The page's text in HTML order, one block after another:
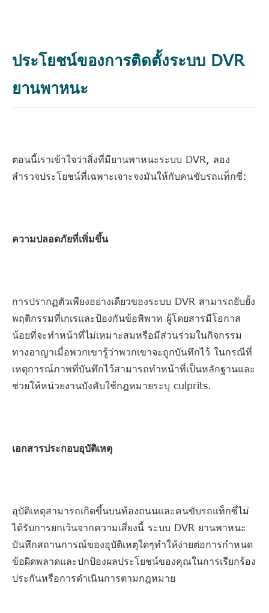
ประโยชน์ของการติดตั้งระบบ DVR
ยานพาหนะ
ตอนนี้เราเข้าใจว่าสิ่งที่มียานพาหนะระบบ DVR, ลอง
สำรวจประโยชน์ที่เฉพาะเจาะจงมันให้กับคนขับรถแท็กซี่:
ความปลอดภัยที่เพิ่มขึ้น
การปรากฏตัวเพียงอย่างเดียวของระบบ DVR สามารถยับยั้ง
พฤติกรรมที่เกเรและป้องกันข้อพิพาท ผู้โดยสารมีโอกาส
น้อยที่จะทำหน้าที่ไม่เหมาะสมหรือมีส่วนร่วมในกิจกรรม
ทางอาญาเมื่อพวกเขารู้ว่าพวกเขาจะถูกบันทึกไว้ ในกรณีที่
เหตุการณ์ภาพที่บันทึกไว้สามารถทำหน้าที่เป็นหลักฐานและ
ช่วยให้หน่วยงานบังคับใช้กฎหมายระบุ culprits.
เอกสารประกอบอุบัติเหตุ
อุบัติเหตุสามารถเกิดขึ้นบนท้องถนนและคนขับรถแท็กซี่ไม่
ได้รับการยกเว้นจากความเสี่ยงนี้ ระบบ DVR ยานพาหนะ
บันทึกสถานการณ์ของอุบัติเหตุใดๆทำให้ง่ายต่อการกำหนด
ข้อผิดพลาดและปกป้องผลประโยชน์ของคุณในการเรียกร้อง
ประกันหรือการดำเนินการตามกฎหมาย